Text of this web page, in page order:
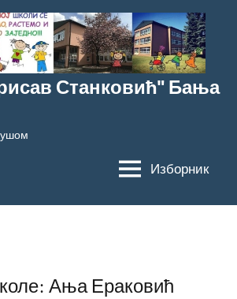
Станковић" Бања
Изборник
Ања Ераковић